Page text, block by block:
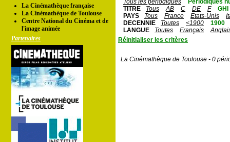
La Cinémathèque française
La Cinémathèque de Toulouse
Centre National du Cinéma et de
l'image animée
Partenaires
Tous les périodiques
Périodiques
TITRE
Tous AB C DE F
GHI
PAYS
Tous France Etats-Unis
DECENNIE
Toutes <1900
1900
LANGUE
Toutes Français
Réinitialiser les critères
La Cinémathèque de Toulouse - 0